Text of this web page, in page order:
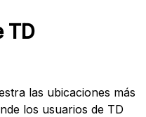
TD
las ubicaciones más
los usuarios de TD